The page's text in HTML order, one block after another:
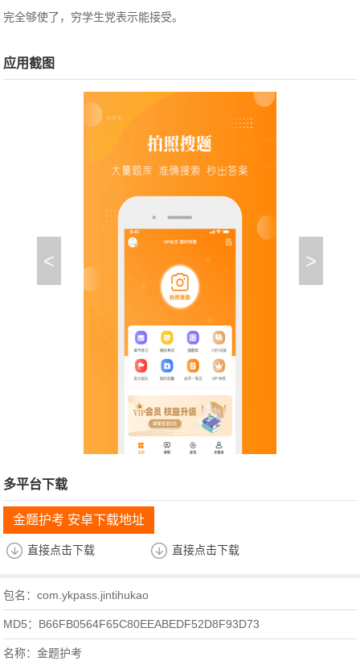
完全够使了，穷学生党表示能接受。
应用截图
< >
多平台下载
金题护考 安卓下载地址
直接点击下载 直接点击下载
包名：com.ykpass.jintihukao
MD5：B66FB0564F65C80EEABEDF52D8F93D73
名称：金题护考